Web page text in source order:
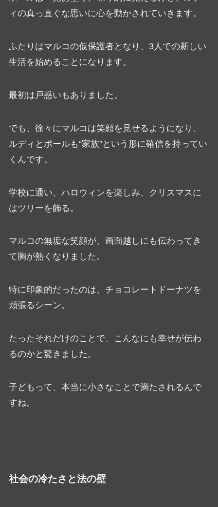
ィの真っ直ぐな思いに心を動かされていきます。
ふたりはマルコの仮保護者となり、3人での新しい
生活を始めることになります。
最初は戸惑いもありました。
でも、徐々にマルコは笑顔を見せるようになり、
ルディとポールも“家族”という形に確信を持ってい
くんです。
学校に通い、ハロウィンを楽しみ、クリスマスに
はツリーを飾る。
マルコの無垢な笑顔が、画面越しにも伝わってき
て胸が熱くなりました。
特に印象的だったのは、チョコレートドーナツを
頬張るシーン。
たったそれだけのことで、こんなにも幸せが伝わ
るのかと驚きました。
子どもって、本当に小さなことで満たされるんで
すね。
社会の冷たさと法の壁